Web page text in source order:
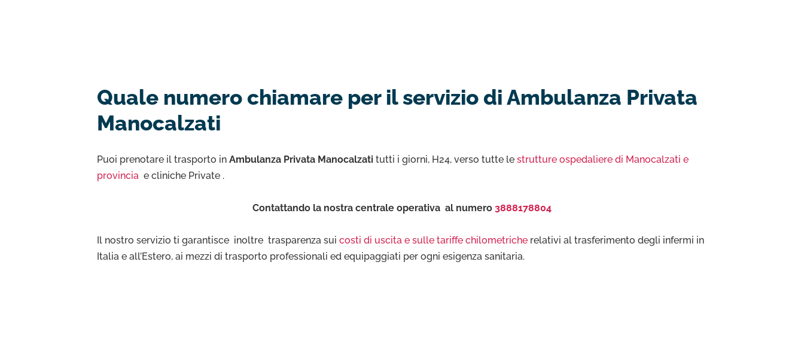
Quale numero chiamare per il servizio di Ambulanza Privata
Manocalzati
Puoi prenotare il trasporto in Ambulanza Privata Manocalzati tutti i giorni, H24, verso tutte le strutture ospedaliere di Manocalzati e
provincia e cliniche Private .
Contattando la nostra centrale operativa al numero 3888178804
Il nostro servizio ti garantisce inoltre trasparenza sui costi di uscita e sulle tariffe chilometriche relativi al trasferimento degli infermi in
Italia e all’Estero, ai mezzi di trasporto professionali ed equipaggiati per ogni esigenza sanitaria.